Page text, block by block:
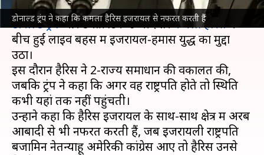
डोनाल्ड ट्रंप ने कहा कि कमला हैरिस इजरायल से नफरत करती हैं
अमेरिका में राष्ट्रपति चुनाव के लिए रिपब्लिकन उम्मीदवार
डोनाल्ड ट्रंपऔर डेमोक्रेटिक उम्मीदवारकमला हैरिसके
बीच हुई लाइव बहस में इजरायल-हमास युद्ध का मुद्दा
उठा।
इस दौरान हैरिस ने 2-राज्य समाधान की वकालत की,
जबकि ट्रंप ने कहा कि अगर वह राष्ट्रपति होते तो स्थिति
कभी यहां तक नहीं पहुंचती।
उन्होंने कहा कि हैरिस इजरायल के साथ-साथ क्षेत्र में अरब
आबादी से भी नफरत करती हैं, जब इजरायली राष्ट्रपति
बेंजामिन नेतन्याहू अमेरिकी कांग्रेस आए तो हैरिस उनसे